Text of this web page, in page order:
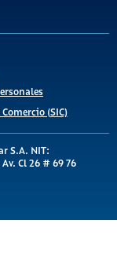
(SIC)
S.A. NIT:
Cl 26 # 69 76